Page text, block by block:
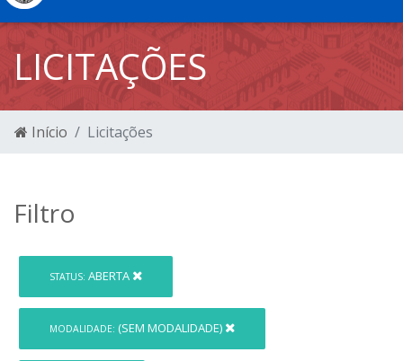
LICITAÇÕES
Início Licitações
Filtro
STATUS: ABERTA
MODALIDADE: (SEM MODALIDADE)